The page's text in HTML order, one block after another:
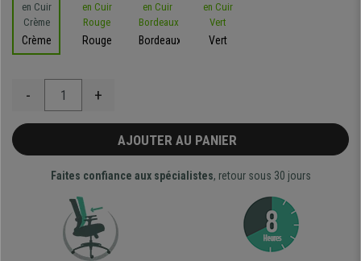
Crème Rouge Bordeaux Vert
- +
AJOUTER AU PANIER
Faites confiance aux spécialistes, retour sous 30 jours